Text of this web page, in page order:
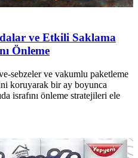
ve Etkili Saklama
Önleme
sebzeler ve vakumlu paketleme
koruyarak bir ay boyunca
israfını önleme stratejileri ele